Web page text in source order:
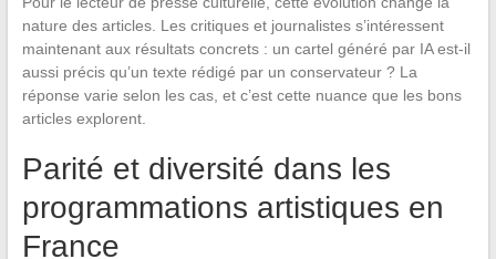
nature des articles. Les critiques et journalistes s’intéressent
maintenant aux résultats concrets : un cartel généré par IA est-il
aussi précis qu’un texte rédigé par un conservateur ? La
réponse varie selon les cas, et c’est cette nuance que les bons
articles explorent.
Parité et diversité dans les
programmations artistiques en
France